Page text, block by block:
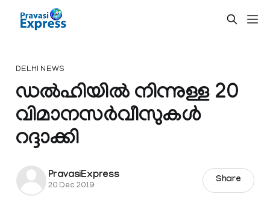
DELHI NEWS
ഡൽഹിയിൽ നിന്നുള്ള 20
വിമാനസർവീസുകൾ
റദ്ദാക്കി
PravasiExpress
20 Dec 2019
Share